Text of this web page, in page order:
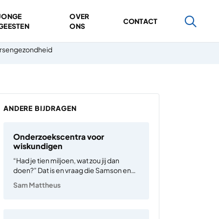
OVER
ONS
CONTACT
ANDERE BIJDRAGEN
Onderzoekscentra voor
wiskundigen
“Had je tien miljoen, wat zou jij dan
doen?” Dat is en vraag die Samson en
maar die nog steeds een interessante
Sam Mattheus